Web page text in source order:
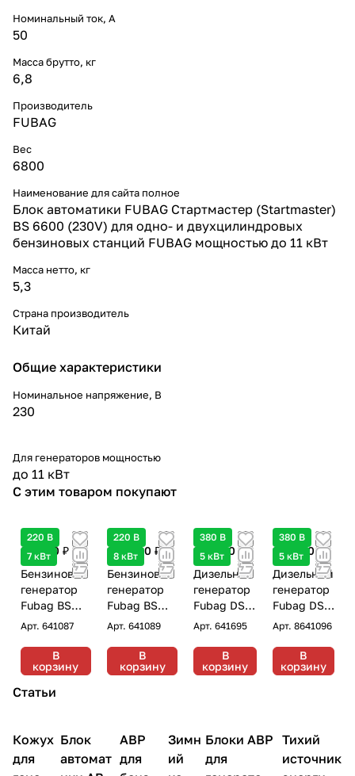
Номинальный ток, A
50
Масса брутто, кг
6,8
Производитель
FUBAG
Вес
6800
Наименование для сайта полное
Блок автоматики FUBAG Стартмастер (Startmaster)
BS 6600 (230V) для одно- и двухцилиндровых
бензиновых станций FUBAG мощностью до 11 кВт
Масса нетто, кг
5,3
Страна производитель
Китай
Общие характеристики
Номинальное напряжение, В
230
Для генераторов мощностью
до 11 кВт
С этим товаром покупают
220 В
7 кВт
89 480 ₽
Бензиновый
генератор
Fubag BS
7500 A ES
однофазный
с
тером, 7 кВт
Арт. 641087
В
корзину
220 В
8 кВт
109 680 ₽
Бензиновый
генератор
Fubag BS
8500 A ES
однофазный
с
Арт. 641089
В
корзину
380 В
5 кВт
125 560 ₽
Дизельный
генератор
Fubag DS
7000 DA ES
й с
электроста
Арт.641695
В
корзину
380 В
5 кВт
125 560 ₽
Дизельный
генератор
Fubag DS
7000 D ES
й с
электрост
Арт. 8641096
В
корзину
Статьи
Кожухи для
генераторов
Кожух
для
Генераторы
Блок
автомат
Генераторы
АВР
для
Кожухи для
генераторов
Зимн
ий
Генераторы
Блоки АВР
для
Кожухи
Тихий
источник